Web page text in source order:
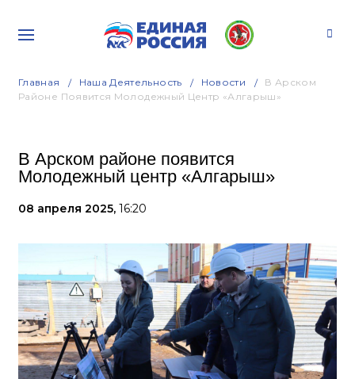
Главная Наша Деятельность Новости
В Арском
Районе Появится Молодежный Центр «Алгарыш»
В Арском районе появится
Молодежный центр «Алгарыш»
08 апреля 2025, 16:20